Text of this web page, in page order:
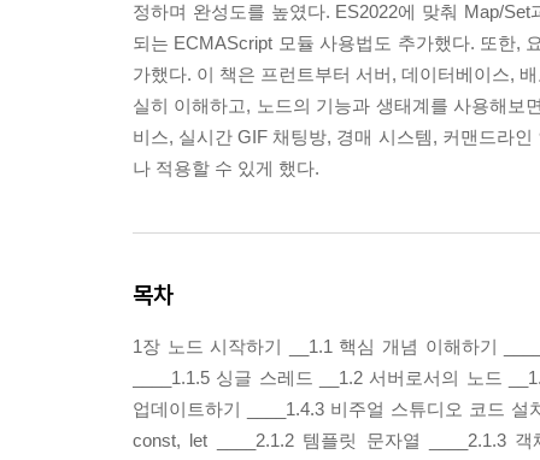
정하며 완성도를 높였다. ES2022에 맞춰 Map/
되는 ECMAScript 모듈 사용법도 추가했다. 또한,
가했다. 이 책은 프런트부터 서버, 데이터베이스,
실히 이해하고, 노드의 기능과 생태계를 사용해보
비스, 실시간 GIF 채팅방, 경매 시스템, 커맨드라
나 적용할 수 있게 했다.
목차
1장 노드 시작하기 __1.1 핵심 개념 이해하기
____1.1.5 싱글 스레드 __1.2 서버로서의 노드
업데이트하기 ____1.4.3 비주얼 스튜디오 코드
const, let ____2.1.2 템플릿 문자열 ____2.1.3